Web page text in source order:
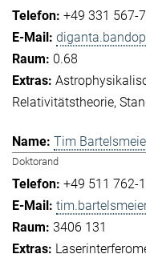
+49 331 567-
0.68
Relativitätstheorie
Tim
Doktorand
+49 511 762-
3406 131